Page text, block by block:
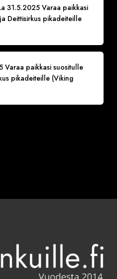
31.5.2025 Varaa paikkasi
Deittisirkus pikadeiteille
Varaa paikkasi suositulle
pikadeiteille (Viking